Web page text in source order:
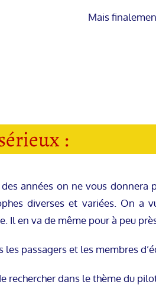
Mais
:
années on ne vous
diverses et variées. On a
Il en va de même pour à peu
les passagers et les membres
rechercher dans le thème du